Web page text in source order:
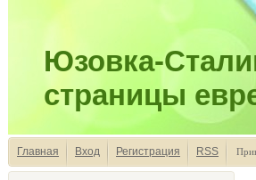
Юзовка-
страницы
Главная Вход Регистрация RSS